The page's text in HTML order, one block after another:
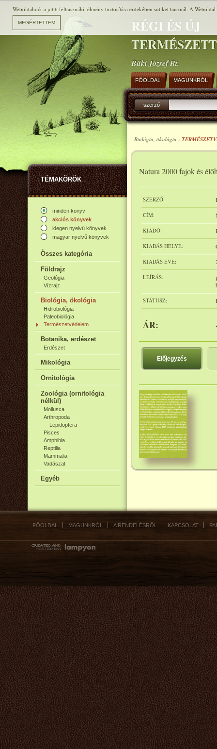
RÉGI ÉS ÚJ
Büki József Bt.
TÉMAKÖRÖK
minden könyv
akciós könyvek
idegen nyelvű könyvek
magyar nyelvű könyvek
Összes kategória
Földrajz
Geológia
Vízrajz
Biológia, ökológia
Hidrobiológia
Paleobiológia
Természetvédelem
Botanika, erdészet
Erdészet
Mikológia
Ornitológia
Zoológia (ornitológia
nélkül)
Mollusca
Arthropoda
Lepidoptera
Pisces
Amphibia
Reptilia
Mammalia
Vadászat
Egyéb
FŐOLDAL MAGUNKRÓL
szerző
Biológia, ökológia ›
Natura 2000 fajok és
SZERZŐ:
CÍM:
KIADÓ:
KIADÁS HELYE:
KIADÁS ÉVE:
LEÍRÁS:
STÁTUSZ:
ÁR:
Előjegyzés
FŐOLDAL MAGUNKRÓL A RENDELÉSRŐL KAPCSOLAT
Weboldalunk a jobb felhasználói élmény biztosítása érdekében sütiket használ. A